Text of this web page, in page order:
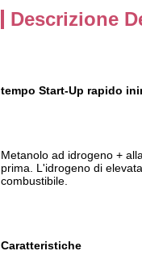
Descrizione
tempo Start-Up rapido
Metanolo ad idrogeno +
prima. L'idrogeno di
combustibile.
Caratteristiche